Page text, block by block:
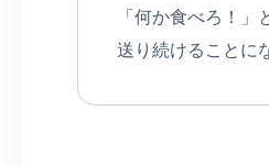
「何か食べろ！」
送り続けることに